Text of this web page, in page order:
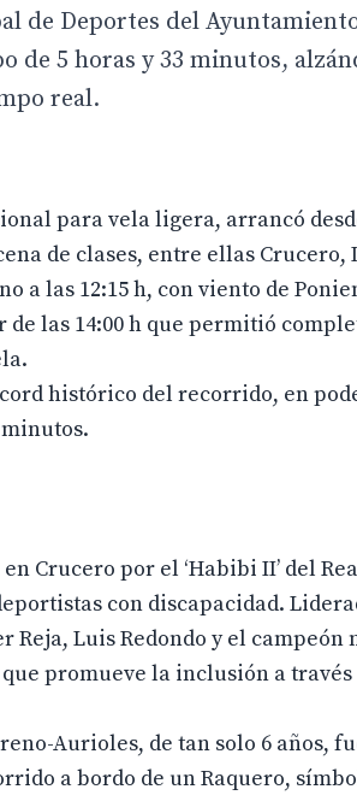
de Deportes del
de 5 horas y 33 minutos,
real.
para vela ligera, arrancó
de clases, entre ellas Crucero,
a las 12:15 h, con viento de
las 14:00 h que permitió
histórico del recorrido, en
Crucero por el ‘Habibi II’ del
con discapacidad.
Luis Redondo y el campeón
promueve la inclusión a través
Aurioles, de tan solo 6 años,
a bordo de un Raquero,